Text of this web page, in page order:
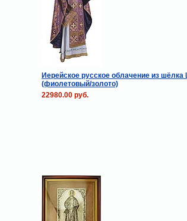
Иерейское русское облачение из шёлка
(фиолетовый/золото)
22980.00 руб.